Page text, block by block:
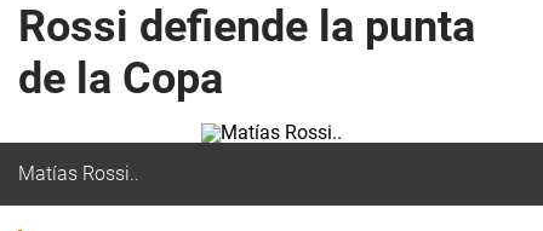
Rossi defiende la punta
de la Copa
Matías Rossi..